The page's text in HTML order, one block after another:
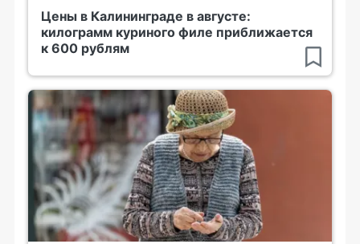
Цены в Калининграде в августе:
килограмм куриного филе приближается
к 600 рублям